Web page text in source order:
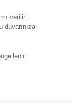
verilir.
duvarınıza